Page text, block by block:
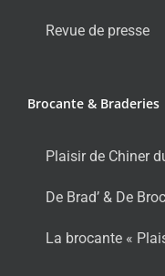
Revue de presse
Brocante & Braderies
Plaisir de Chiner
De Brad’ & De
La brocante «